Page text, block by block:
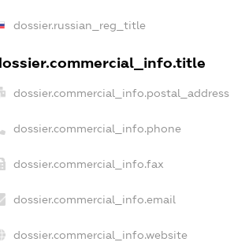
dossier.russian_reg_title
dossier.commercial_info.postal_address
dossier.commercial_info.phone
dossier.commercial_info.fax
dossier.commercial_info.email
dossier.commercial_info.website